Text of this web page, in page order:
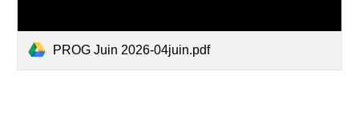
PROG Juin 2026-04juin.pdf